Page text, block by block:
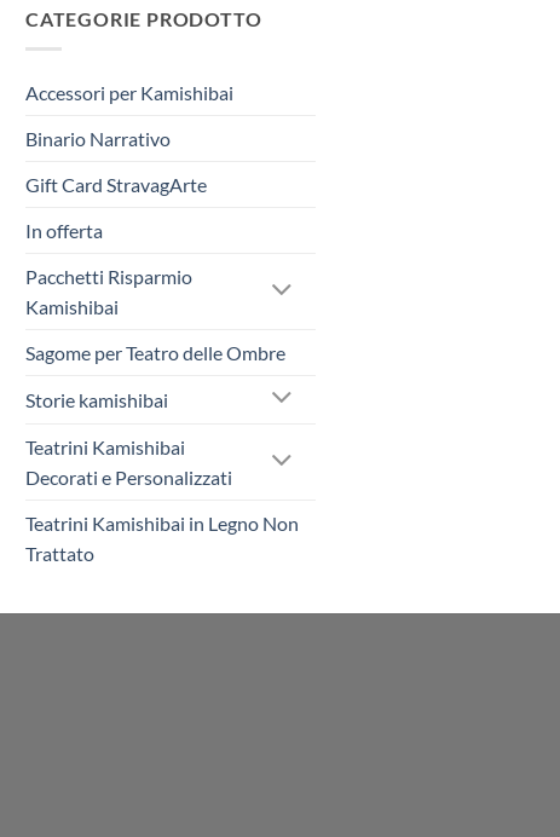
CATEGORIE PRODOTTO
Accessori per Kamishibai
Binario Narrativo
Gift Card StravagArte
In offerta
Pacchetti Risparmio
Kamishibai
Sagome per Teatro delle Ombre
Storie kamishibai
Teatrini Kamishibai
Decorati e Personalizzati
Teatrini Kamishibai in Legno Non
Trattato